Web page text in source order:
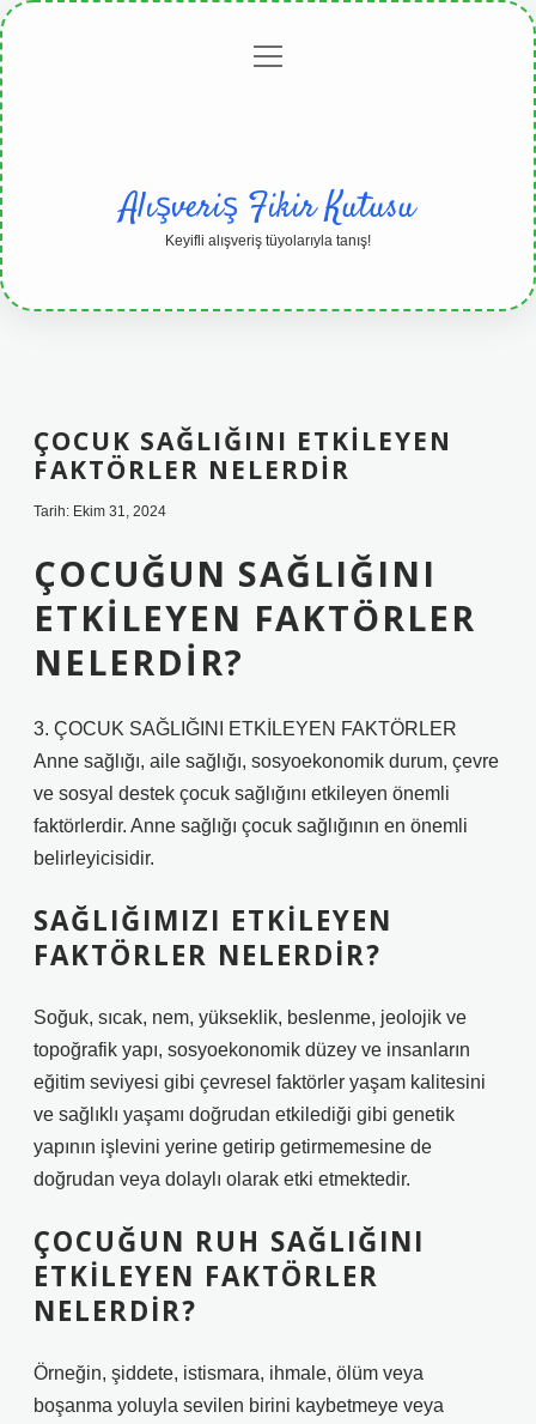
Gizlilikmenüyü
Alışveriş Fikir Kutusu
Keyifli alışveriş tüyolarıyla tanış!
ÇOCUK SAĞLIĞINI ETKILEYEN
FAKTÖRLER NELERDIR
Tarih: Ekim 31, 2024
ÇOCUĞUN SAĞLIĞINI
ETKILEYEN FAKTÖRLER
NELERDIR?
3. ÇOCUK SAĞLIĞINI ETKİLEYEN FAKTÖRLER
Anne sağlığı, aile sağlığı, sosyoekonomik durum, çevre
ve sosyal destek çocuk sağlığını etkileyen önemli
faktörlerdir. Anne sağlığı çocuk sağlığının en önemli
belirleyicisidir.
SAĞLIĞIMIZI ETKILEYEN
FAKTÖRLER NELERDIR?
Soğuk, sıcak, nem, yükseklik, beslenme, jeolojik ve
topoğrafik yapı, sosyoekonomik düzey ve insanların
eğitim seviyesi gibi çevresel faktörler yaşam kalitesini
ve sağlıklı yaşamı doğrudan etkilediği gibi genetik
yapının işlevini yerine getirip getirmemesine de
doğrudan veya dolaylı olarak etki etmektedir.
ÇOCUĞUN RUH SAĞLIĞINI
ETKILEYEN FAKTÖRLER
NELERDIR?
Örneğin, şiddete, istismara, ihmale, ölüm veya
boşanma yoluyla sevilen birini kaybetmeye veya